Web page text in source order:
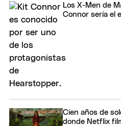
Los X-Men de
Connor sería el
Cien años de
donde Netflix